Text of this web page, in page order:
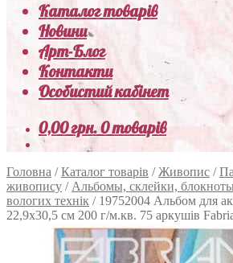
Каталог товарів
Новини
Арт-Блог
Контакти
Особистий кабінет
0,00грн.0 товарів
Головна /Каталог товарів /Живопис /
живопису / Альбомы, склейки, блокноты
вологих технік / 19752004 Альбом для
22,9х30,5 см 200 г/м.кв. 75 аркушів